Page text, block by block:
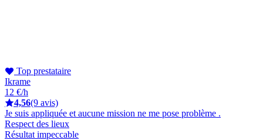
Top prestataire
Ikrame
12 €/h
4,56(9 avis)
Je suis appliquée et aucune mission ne me pose problème .
Respect des lieux
Résultat impeccable